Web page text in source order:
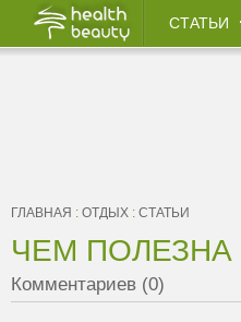
СТАТЬИ
ГЛАВНАЯ : ОТДЫХ : СТАТЬИ
ЧЕМ ПОЛЕЗНА
Комментариев (0)